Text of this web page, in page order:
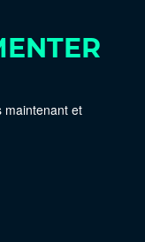
maintenant et